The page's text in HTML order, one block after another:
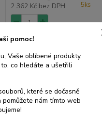
2 362 Kč bez DPH
5ks
Přidat do košíku
pomoc!
Vaše oblíbené produkty,
co hledáte a ušetřili
které se dočasně
pomůžete nám tímto web